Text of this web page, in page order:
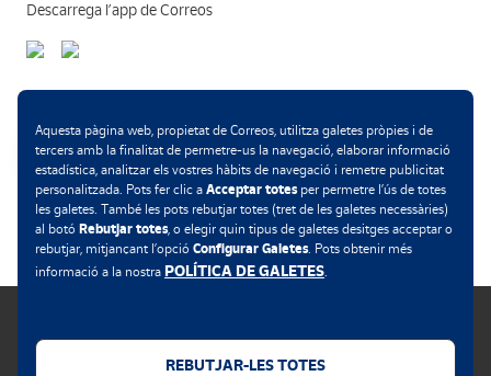
Descarrega l’app de Correos
Formes de pagament
Aquesta pàgina web, propietat de Correos, utilitza galetes pròpies i de
tercers amb la finalitat de permetre-us la navegació, elaborar informació
estadística, analitzar els vostres hàbits de navegació i remetre publicitat
personalitzada. Pots fer clic a Acceptar totesper permetre l’ús de totes
les galetes. També les pots rebutjar totes (tret de les galetes necessàries)
al botó Rebutjar totes, o elegir quin tipus de galetes desitges acceptar o
rebutjar, mitjançant l’opció Configurar Galetes. Pots obtenir més
informació a la nostra POLÍTICA DE GALETES.
REBUTJAR-LES TOTES